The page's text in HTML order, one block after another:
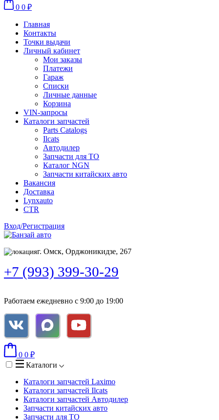
0 0 ₽
Главная
Контакты
Точки выдачи
Личный кабинет
Мои заказы
Платежи
Гараж
Списки
Личные данные
Корзина
VIN-запросы
Каталоги запчастей
Parts Catalogs
Ilcats
Автодилер
Запчасти для ТО
Каталог NGN
Запчасти китайских авто
Вакансия
Доставка
Lynxauto
CTR
Вход/Регистрация
г. Омск, Орджоникидзе, 267
+7 (993) 399-30-29
Работаем ежедневно с 9:00 до 19:00
0 0 ₽
Каталоги
Каталоги запчастей Laximo
Каталоги запчастей Ilcats
Каталоги запчастей Автодилер
Запчасти китайских авто
Запчасти для ТО